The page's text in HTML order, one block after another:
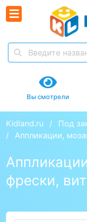
Вы смотрели
Kidland.ru
Под
Аппликации,
фрески,